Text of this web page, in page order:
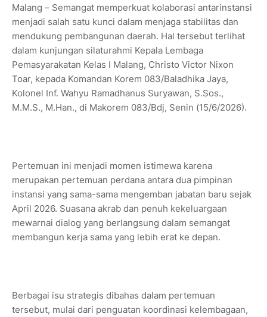
Malang – Semangat memperkuat kolaborasi antarinstansi
menjadi salah satu kunci dalam menjaga stabilitas dan
mendukung pembangunan daerah. Hal tersebut terlihat
dalam kunjungan silaturahmi Kepala Lembaga
Pemasyarakatan Kelas I Malang, Christo Victor Nixon
Toar, kepada Komandan Korem 083/Baladhika Jaya,
Kolonel Inf. Wahyu Ramadhanus Suryawan, S.Sos.,
M.M.S., M.Han., di Makorem 083/Bdj, Senin (15/6/2026).
Pertemuan ini menjadi momen istimewa karena
merupakan pertemuan perdana antara dua pimpinan
instansi yang sama-sama mengemban jabatan baru sejak
April 2026. Suasana akrab dan penuh kekeluargaan
mewarnai dialog yang berlangsung dalam semangat
membangun kerja sama yang lebih erat ke depan.
Berbagai isu strategis dibahas dalam pertemuan
tersebut, mulai dari penguatan koordinasi kelembagaan,